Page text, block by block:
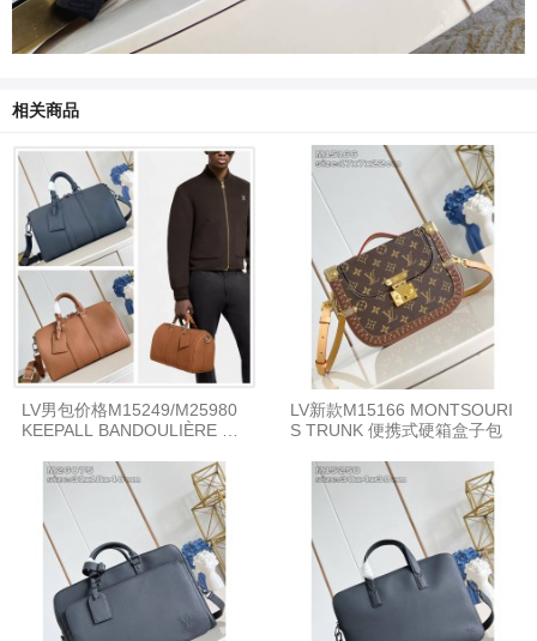
相关商品
LV男包价格M15249/M25980
KEEPALL BANDOULIÈRE 35
LV新款M15166 MONTSOURI
S TRUNK 便携式硬箱盒子包